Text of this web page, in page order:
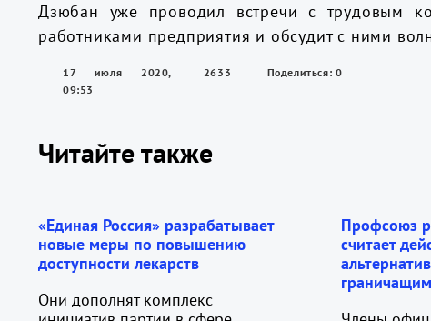
Дзюбан уже проводил встречи с трудовым
работниками предприятия и обсудит с ними
17 июля 2020,
09:53
2633 Поделиться: 0
Читайте также
«Единая Россия» разрабатывает
новые меры по повышению
доступности лекарств
Они дополнят комплекс
Профсоюз
считает